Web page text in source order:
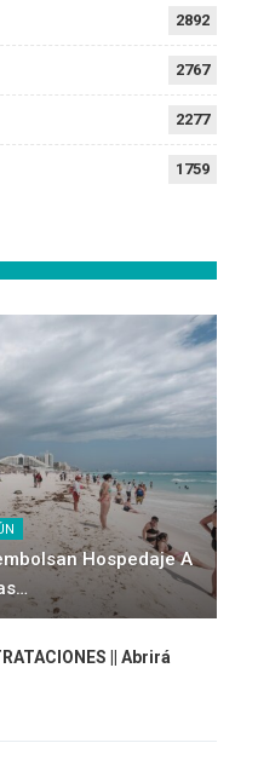
2892
2767
2277
1759
Hospedaje A
|| Abrirá